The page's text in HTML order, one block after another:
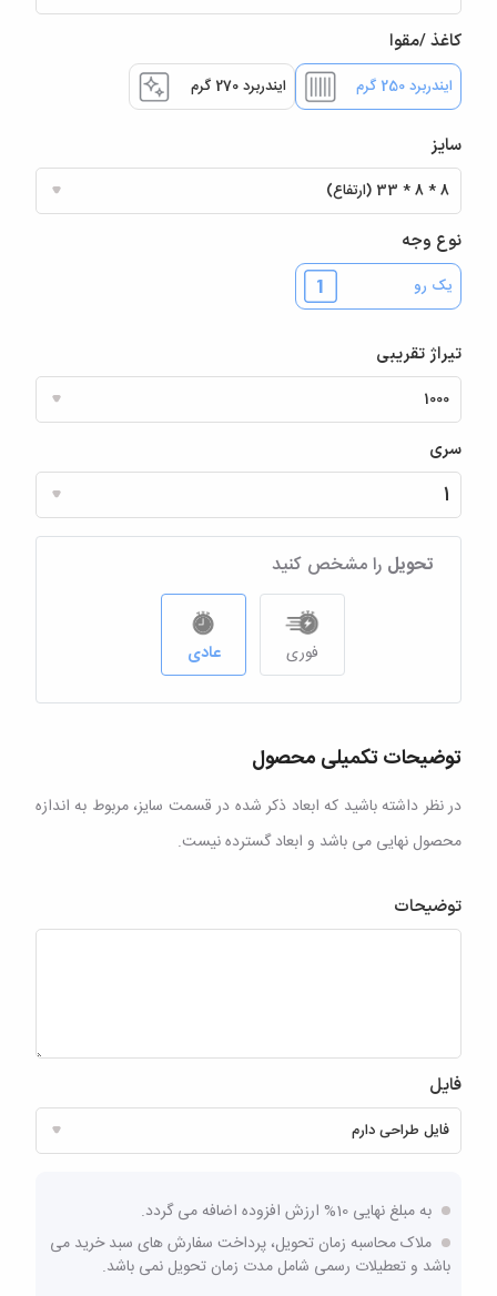
کاغذ /مقوا
ایندربرد 250 گرم ایندربرد 270 گرم
سایز
نوع وجه
یک رو
تیراژ تقریبی
سری
تحویل را مشخص کنید
فوری عادی
توضیحات تکمیلی محصول
در نظر داشته باشید که ابعاد ذکر شده در قسمت سایز، مربوط به اندازه
محصول نهایی می باشد و ابعاد گسترده نیست.
توضیحات
فایل
به مبلغ نهایی 10% ارزش افزوده اضافه می گردد.
ملاک محاسبه زمان تحویل، پرداخت سفارش های سبد خرید می
باشد و تعطیلات رسمی شامل مدت زمان تحویل نمی باشد.